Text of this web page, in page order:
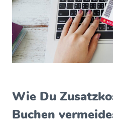
Wie Du
Buchen